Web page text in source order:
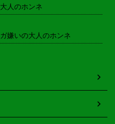
人のホンネ
嫌いの大人のホンネ